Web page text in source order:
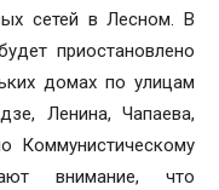
сетей в Лесном. В
приостановлено
домах по улицам
Ленина, Чапаева,
Коммунистическому
внимание, что